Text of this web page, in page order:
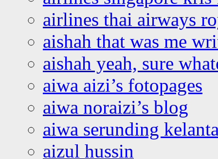
airlines thai airways
aishah that was me
aishah yeah, sure
aiwa aizi’s fotopages
aiwa noraizi’s blog
aiwa serunding
aizul hussin